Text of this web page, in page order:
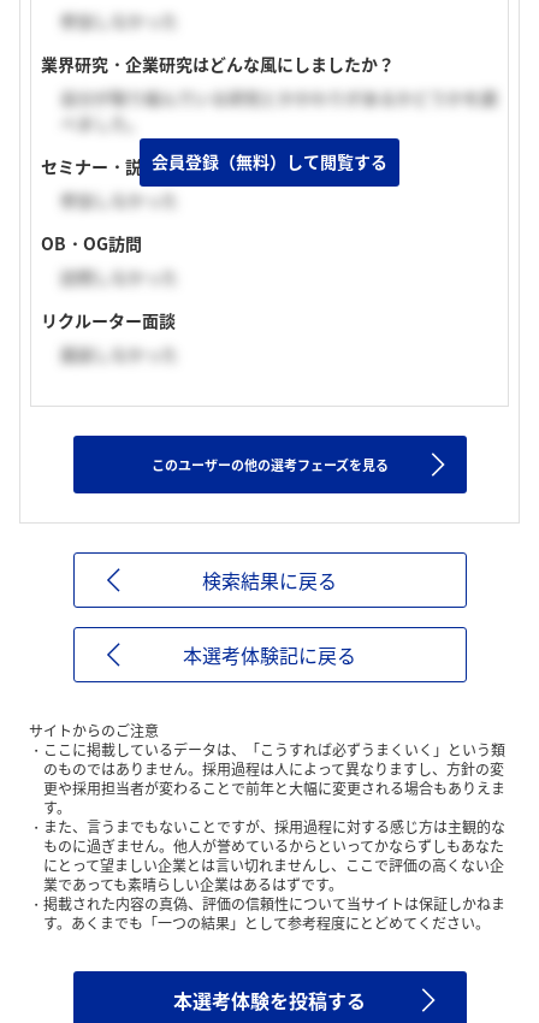
参加しなかった
業界研究・企業研究はどんな風にしましたか？
自分が取り組んでいる研究とかかわりがあるかどうかを調
べました。
セミナー・説明会の参加
参加しなかった
OB・OG訪問
訪問しなかった
リクルーター面談
面談しなかった
会員登録（無料）して閲覧する
このユーザーの他の選考フェーズを見る
検索結果に戻る
本選考体験記に戻る
サイトからのご注意
ここに掲載しているデータは、「こうすれば必ずうまくいく」という類
のものではありません。採用過程は人によって異なりますし、方針の変
更や採用担当者が変わることで前年と大幅に変更される場合もありえま
す。
また、言うまでもないことですが、採用過程に対する感じ方は主観的な
ものに過ぎません。他人が誉めているからといってかならずしもあなた
にとって望ましい企業とは言い切れませんし、ここで評価の高くない企
業であっても素晴らしい企業はあるはずです。
掲載された内容の真偽、評価の信頼性について当サイトは保証しかねま
す。あくまでも「一つの結果」として参考程度にとどめてください。
本選考体験を投稿する